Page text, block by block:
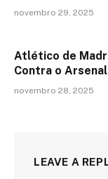
novembro 29, 2025
Atlético de
Contra o Arsenal
novembro 28, 2025
LEAVE A